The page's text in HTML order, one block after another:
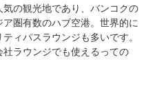
の観光地であり、バンコクの
圏有数のハブ空港。世界的に
ィパスラウンジも多いです。
ラウンジでも使えるっての